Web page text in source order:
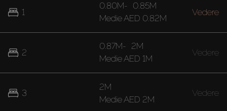
1
2
3
0.80M- 0.85M
MedieAED 0.82M
Vedere
0.87M- 2M
MedieAED 1M
Vedere
2M
MedieAED 2M
Vedere